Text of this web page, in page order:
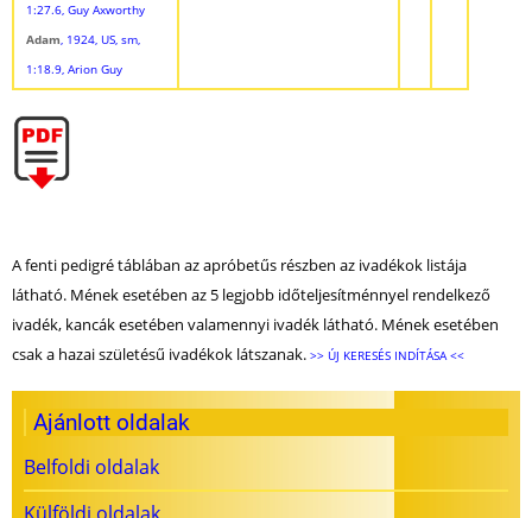
1:27.6, Guy Axworthy
Adam, 1924, US, sm,
1:18.9, Arion Guy
A fenti pedigré táblában az apróbetűs részben az ivadékok listája
látható. Mének esetében az 5 legjobb időteljesítménnyel rendelkező
ivadék, kancák esetében valamennyi ivadék látható. Mének esetében
csak a hazai születésű ivadékok látszanak. >> ÚJ KERESÉS INDÍTÁSA <<
Ajánlott oldalak
Belfoldi oldalak